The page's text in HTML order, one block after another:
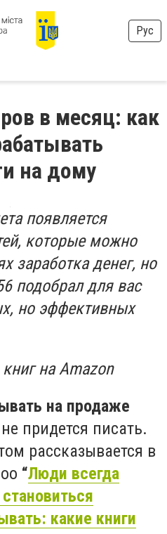
Рус
в месяц: как
на дому
появляется
которые можно
заработка денег, но
подобрал для вас
но эффективных
на Amazon
на продаже
придется писать.
рассказывается в
“Люди всегда
какие книги